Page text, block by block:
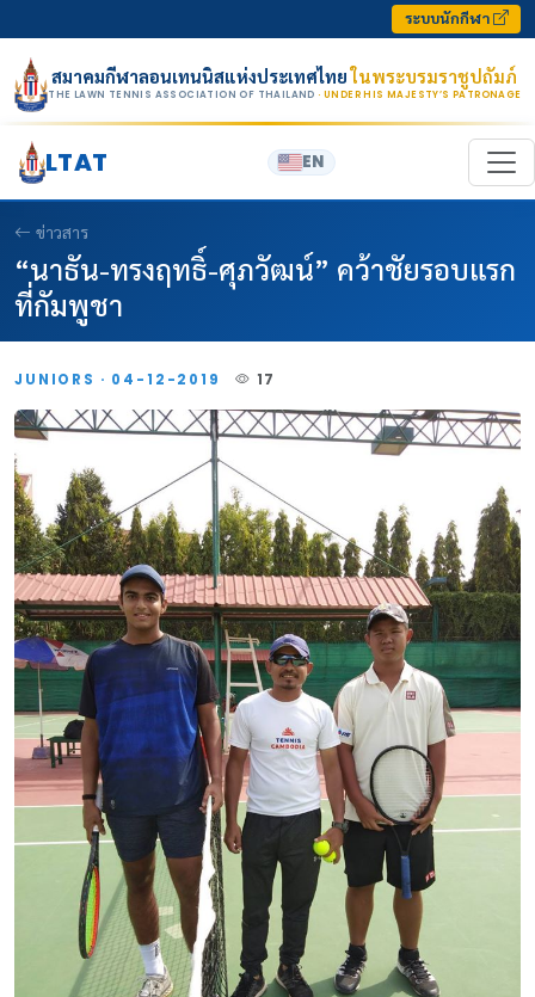
ระบบนักกีฬา
สมาคมกีฬาลอนเทนนิสแห่งประเทศไทยในพระบรมราชูปถัมภ์
THE LAWN TENNIS ASSOCIATION OF THAILAND · UNDER HIS MAJESTY’S PATRONAGE
LTAT EN
ข่าวสาร
“นาธัน-ทรงฤทธิ์-ศุภวัฒน์” คว้าชัยรอบแรก
ที่กัมพูชา
JUNIORS · 04-12-2019 17